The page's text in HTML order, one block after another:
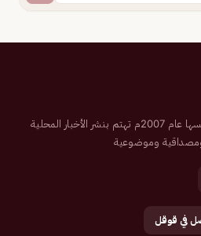
صحيفة إلكترونية سعودية تم تأسيسها عام 2007م تهتم بنشر الأخبار المحلية
ومصداقية وموضوعية
في قوقل